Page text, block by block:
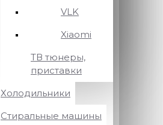
VLK
Xiaomi
ТВ тюнеры,
приставки
Холодильники
Стиральные машины